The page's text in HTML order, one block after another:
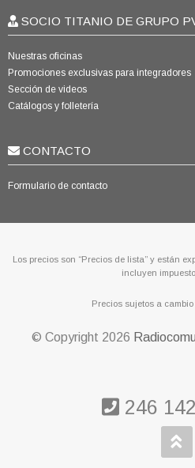
SOCIO TITANIO DE GRUPO
Nuestras oficinas
Promociones exclusivas para integradores
Sección de videos
Catálogos y folletería
CONTACTO
Formulario de contacto
Los precios son “Precios de lista” y están
incluyen
Precios sujetos a
© Copyright 2026
246